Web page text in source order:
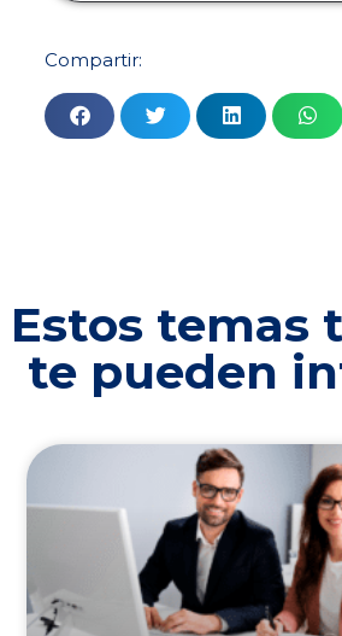
Compartir:
Estos temas
te pueden